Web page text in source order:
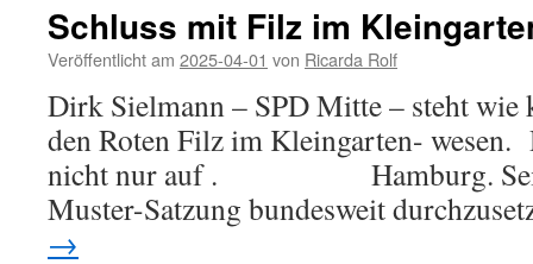
Schluss mit Filz im
Veröffentlicht am 2025-04-01 von Ricarda Rolf
Dirk Sielmann – SPD Mitte – steht wie
den Roten Filz im Kleingarten- wesen.
nicht nur auf . Hamburg. Sein
Muster-Satzung bundesweit
→